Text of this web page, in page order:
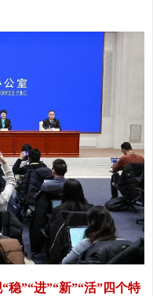
稳”“进”“新”“活”四个特